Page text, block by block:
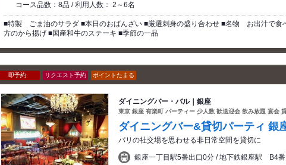
コース品数：8品 / 利用人数： 2～6名
■特製 ごま油のサラダ ■本日のおばんざい ■厳選刺身の盛り合わせ ■名物 お出汁で食
方のから揚げ ■国産和牛のステーキ ■季節の一品
即予約 リクエスト予約 ポイントたまる
ダイニングバー・バル｜銀座
東京 銀座 有楽町 パーティー 少人数 歓送迎会 飲み放題 宴会
ダイニングバー&貸切パーティ 銀
パリの社交場を思わせる非日常空間を貸切に
銀座一丁目駅5番出口0分 / 地下鉄銀座駅 B4